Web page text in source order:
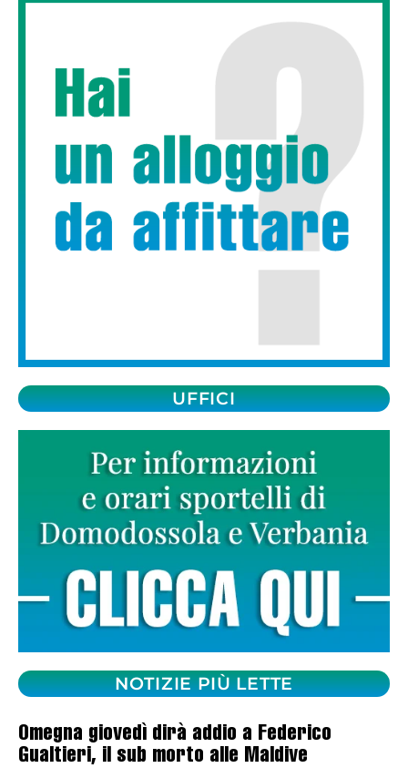
UFFICI
NOTIZIE PIÙ LETTE
Omegna giovedì dirà addio a Federico
Gualtieri, il sub morto alle Maldive